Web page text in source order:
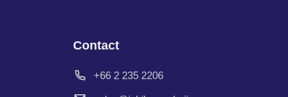
Contact
+66 2 235 2206